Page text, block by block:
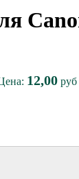
12,00 руб